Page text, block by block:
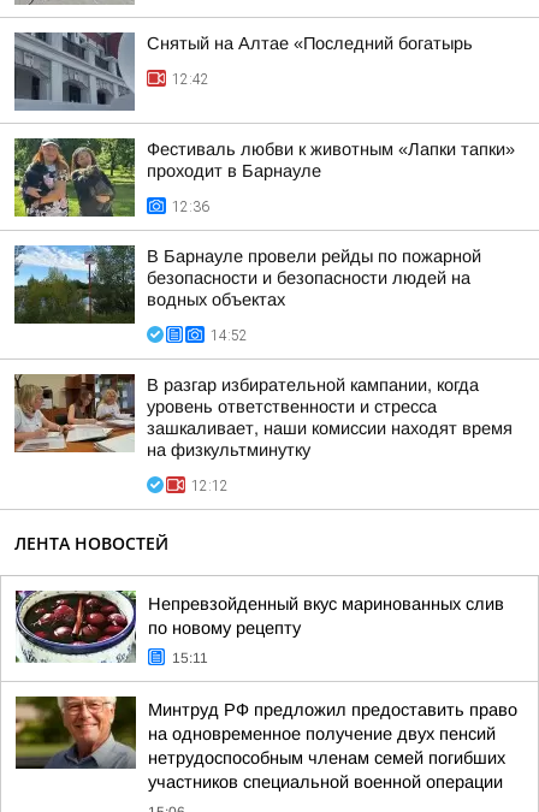
Снятый на Алтае «Последний богатырь
12:42
Фестиваль любви к животным «Лапки тапки»
проходит в Барнауле
12:36
В Барнауле провели рейды по пожарной
безопасности и безопасности людей на
водных объектах
14:52
В разгар избирательной кампании, когда
уровень ответственности и стресса
зашкаливает, наши комиссии находят время
на физкультминутку
12:12
ЛЕНТА НОВОСТЕЙ
Непревзойденный вкус маринованных слив
по новому рецепту
15:11
Минтруд РФ предложил предоставить право
на одновременное получение двух пенсий
нетрудоспособным членам семей погибших
участников специальной военной операции